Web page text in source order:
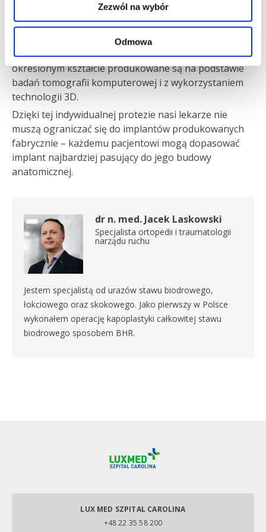
Zezwól na wybór
Odmowa
Jako pierwsi w Polsce wprowadziliśmy innowacyjne
protezy stawu biodrowego typu „custom made” firmy
Symbios, czyli implanty dopasowane do konkretnego
pacjenta. Implanty o odpowiedniej wielkości i
określonym kształcie produkowane są na podstawie
badań tomografii komputerowej i z wykorzystaniem
technologii 3D.
Dzięki tej indywidualnej protezie nasi lekarze nie
muszą ograniczać się do implantów produkowanych
fabrycznie – każdemu pacjentowi mogą dopasować
implant najbardziej pasujący do jego budowy
anatomicznej.
dr n. med. Jacek Laskowski
Specjalista ortopedii i traumatologii
narządu ruchu
Jestem specjalistą od urazów stawu biodrowego,
łokciowego oraz skokowego. Jako pierwszy w Polsce
wykonałem operację kapoplastyki całkowitej stawu
biodrowego sposobem BHR.
LUX MED SZPITAL CAROLINA
+48 22 35 58 200